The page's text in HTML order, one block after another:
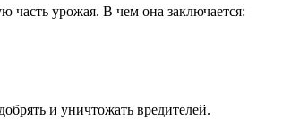
часть урожая. В чем она заключается:
и уничтожать вредителей.